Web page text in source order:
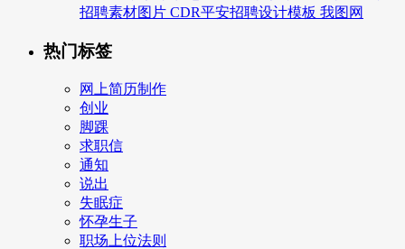
招聘素材图片 CDR平安招聘设计模板 我图网
热门标签
网上简历制作
创业
脚踝
求职信
通知
说出
失眠症
怀孕生子
职场上位法则